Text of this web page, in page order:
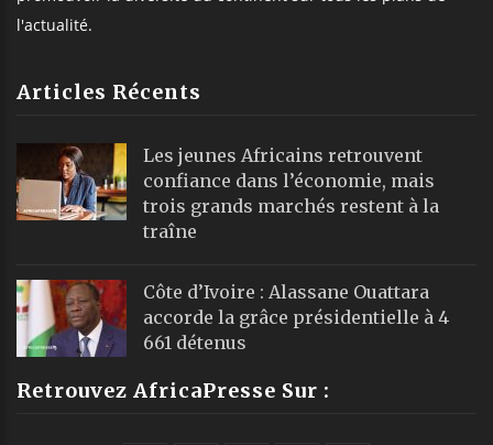
l'actualité.
Articles Récents
Les jeunes Africains retrouvent
confiance dans l’économie, mais
trois grands marchés restent à la
traîne
Côte d’Ivoire : Alassane Ouattara
accorde la grâce présidentielle à 4
661 détenus
Retrouvez AfricaPresse Sur :